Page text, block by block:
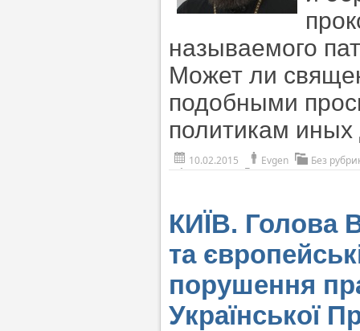
называемого
Может ли
подобными
политикам
10.02.2015 Evgen Без
КИЇВ. Голова
та
порушення
Української